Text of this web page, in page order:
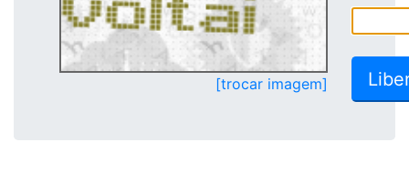
[trocar imagem]